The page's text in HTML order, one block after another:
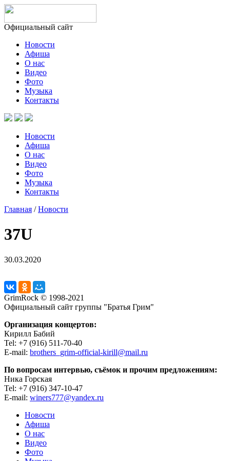
Официальный сайт
Новости
Афиша
О нас
Видео
Фото
Музыка
Контакты
Новости
Афиша
О нас
Видео
Фото
Музыка
Контакты
Главная /Новости
37U
30.03.2020
GrimRock © 1998-2021
Официальный сайт группы "Братья Грим"
Организация концертов:
Кирилл Бабий
Tel: +7 (916) 511-70-40
E-mail: brothers_grim-official-kirill@mail.ru
По вопросам интервью, съёмок и прочим предложениям:
Ника Горская
Tel: +7 (916) 347-10-47
E-mail: winers777@yandex.ru
Новости
Афиша
О нас
Видео
Фото